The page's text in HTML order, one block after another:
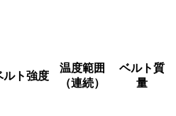
ルト強度
温度範囲
（連続）
ベルト質
量